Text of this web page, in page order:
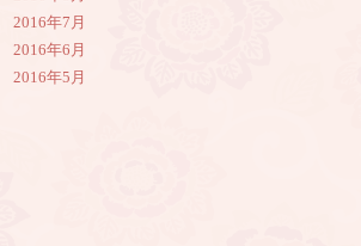
2016年7月
2016年6月
2016年5月